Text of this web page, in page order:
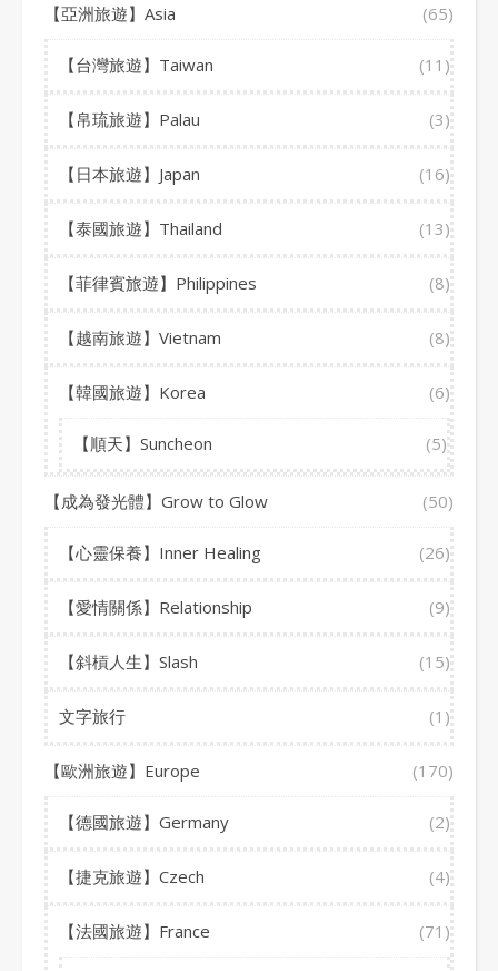
【亞洲旅遊】Asia (65)
【台灣旅遊】Taiwan (11)
【帛琉旅遊】Palau (3)
【日本旅遊】Japan (16)
【泰國旅遊】Thailand (13)
【菲律賓旅遊】Philippines (8)
【越南旅遊】Vietnam (8)
【韓國旅遊】Korea (6)
【順天】Suncheon (5)
【成為發光體】Grow to Glow (50)
【心靈保養】Inner Healing (26)
【愛情關係】Relationship (9)
【斜槓人生】Slash (15)
文字旅行 (1)
【歐洲旅遊】Europe (170)
【德國旅遊】Germany (2)
【捷克旅遊】Czech (4)
【法國旅遊】France (71)